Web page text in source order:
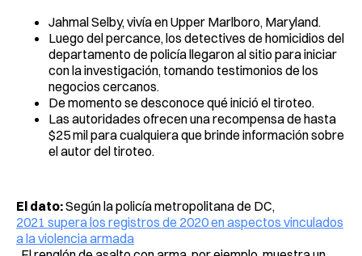
Jahmal Selby, vivía en Upper Marlboro, Maryland.
Luego del percance, los detectives de homicidios del
departamento de policía llegaron al sitio para iniciar
con la investigación, tomando testimonios de los
negocios cercanos.
De momento se desconoce qué inició el tiroteo.
Las autoridades ofrecen una recompensa de hasta
$25 mil para cualquiera que brinde información sobre
el autor del tiroteo.
El dato:Según la policía metropolitana de DC,
2021 supera los registros de 2020 en aspectos vinculados
a la violencia armada